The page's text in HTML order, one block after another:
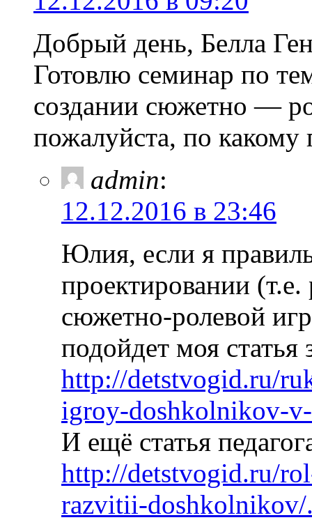
Добрый день, Белла
Готовлю семинар по
создании сюжетно —
пожалуйста, по какому
admin:
12.12.2016 в 23:46
Юлия, если я
проектировании
сюжетно-ролевой
подойдет моя статья
http://detstvogid.ru/
igroy-doshkolnikov-
И ещё статья
http://detstvogid.ru/
razvitii-